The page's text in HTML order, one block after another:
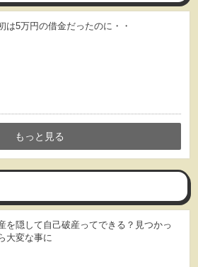
は5万円の借金だったのに・・
もっと見る
を隠して自己破産ってできる？見つかっ
大変な事に